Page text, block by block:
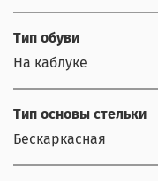
Тип обуви
На каблуке
Тип основы стельки
Бескаркасная